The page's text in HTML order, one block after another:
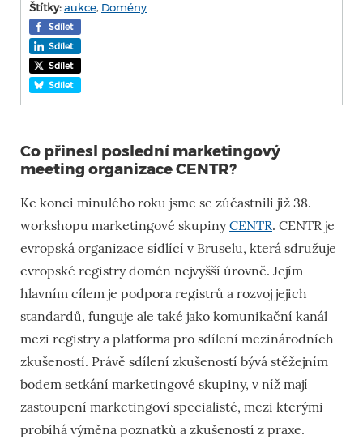
Štítky:aukce, Domény
Sdílet
Sdílet
Sdílet
Sdílet
Co přinesl poslední marketingový
meeting organizace CENTR?
Ke konci minulého roku jsme se zúčastnili již 38.
workshopu marketingové skupinyCENTR. CENTR je
evropská organizace sídlící v Bruselu, která sdružuje
evropské registry domén nejvyšší úrovně. Jejím
hlavním cílem je podpora registrů a rozvoj jejich
standardů, funguje ale také jako komunikační kanál
mezi registry a platforma pro sdílení mezinárodních
zkušeností. Právě sdílení zkušeností bývá stěžejním
bodem setkání marketingové skupiny, v níž mají
zastoupení marketingoví specialisté, mezi kterými
probíhá výměna poznatků a zkušeností z praxe.